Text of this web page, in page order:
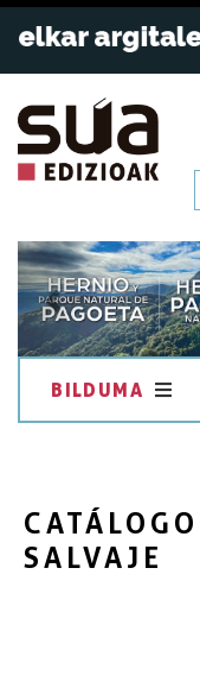
Previous
BILDUMA
CATÁLOGO
SALVAJE